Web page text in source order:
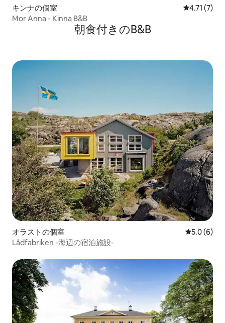
キンナの個室 レビュー7
4.71 (7)
Mor Anna - Kinna B&B
朝食付きのB&B
オラストの個室 レビュー6
5.0 (6)
Lådfabriken -海辺の宿泊施設-